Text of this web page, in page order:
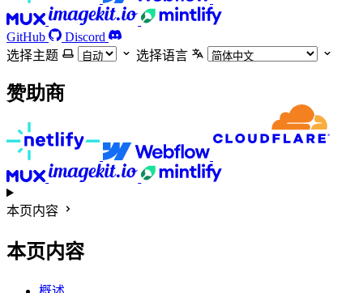
GitHub
Discord
选择主题
选择语言
赞助商
本页内容
本页内容